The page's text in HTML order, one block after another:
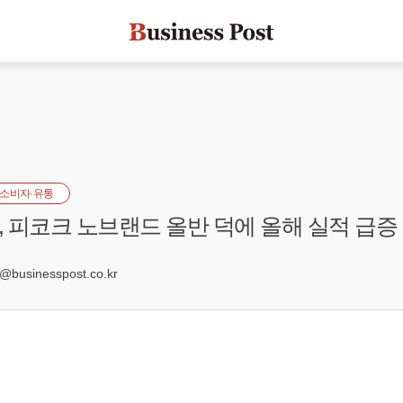
소비자·유통
피코크 노브랜드 올반 덕에 올해 실적 급증